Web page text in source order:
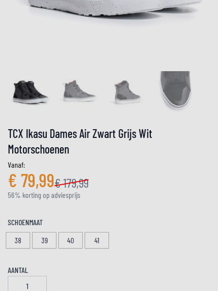
TCX Ikasu Dames Air Zwart Grijs Wit
Motorschoenen
Vanaf:
€ 79,99€ 179,99
56% korting op adviesprijs
SCHOENMAAT
38
39 40 41
AANTAL